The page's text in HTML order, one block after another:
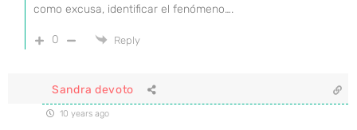
como excusa, identificar el fenómeno….
0 Reply
Sandra devoto
10 years ago